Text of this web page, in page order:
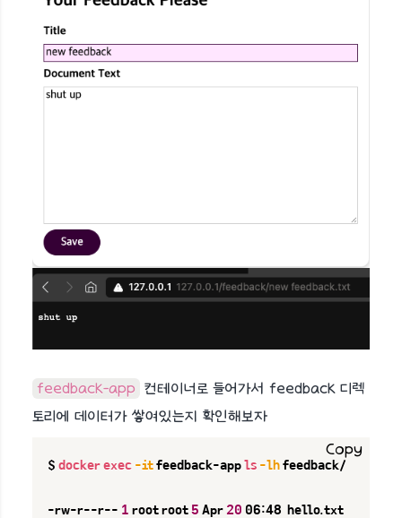
feedback-app 컨테이너로 들어가서 feedback 디렉
토리에 데이터가 쌓여있는지 확인해보자
$ docker exec -it feedback-app ls -lh feedback/
-rw-r--r-- 1 root root 5 Apr 20 06:48  hello.txt
Copy